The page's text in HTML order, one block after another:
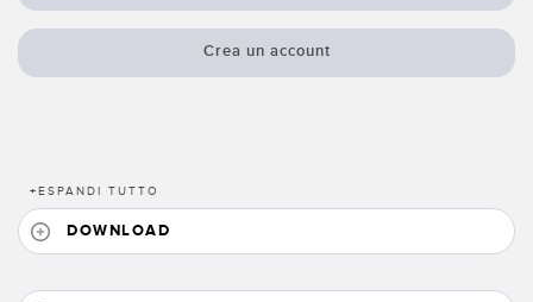
Sensori di vibrazioni
Convertitori
Set cavo
Crea un account
+ ESPANDI TUTTO
DOWNLOAD